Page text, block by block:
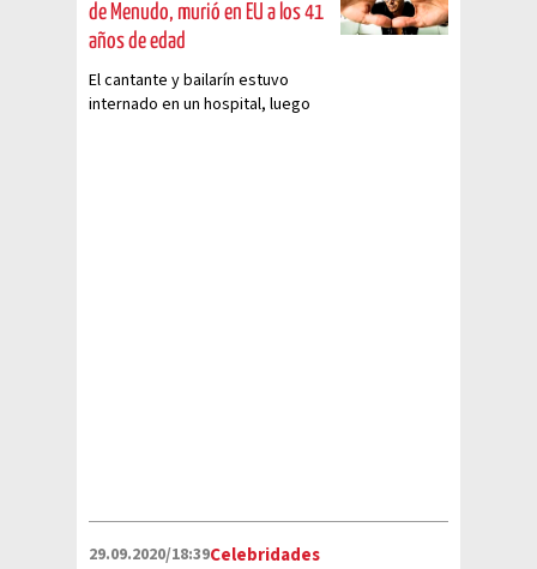
de Menudo, murió en EU a los 41
años de edad
El cantante y bailarín estuvo
internado en un hospital, luego
29.09.2020/18:39Celebridades